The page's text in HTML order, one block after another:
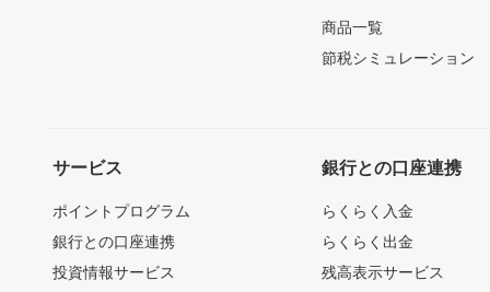
商品一覧
節税シミュレーション
サービス
ポイントプログラム
銀行との口座連携
投資情報サービス
銀行との口座連携
らくらく入金
らくらく出金
残高表示サービス